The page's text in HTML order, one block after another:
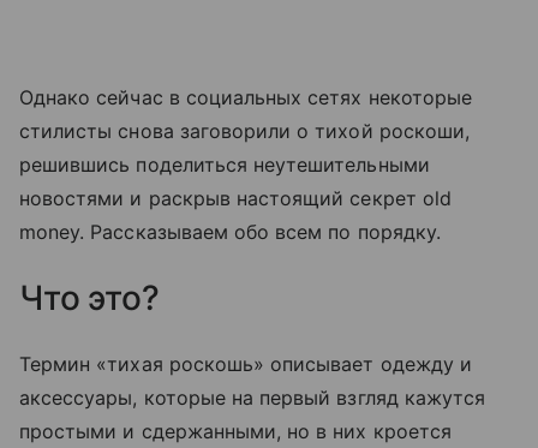
Однако сейчас в социальных сетях некоторые
стилисты снова заговорили о тихой роскоши,
решившись поделиться неутешительными
новостями и раскрыв настоящий секрет old
money. Рассказываем обо всем по порядку.
Что это?
Термин «тихая роскошь» описывает одежду и
аксессуары, которые на первый взгляд кажутся
простыми и сдержанными, но в них кроется